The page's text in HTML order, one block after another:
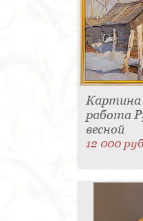
Картина
работа
весной
12 000